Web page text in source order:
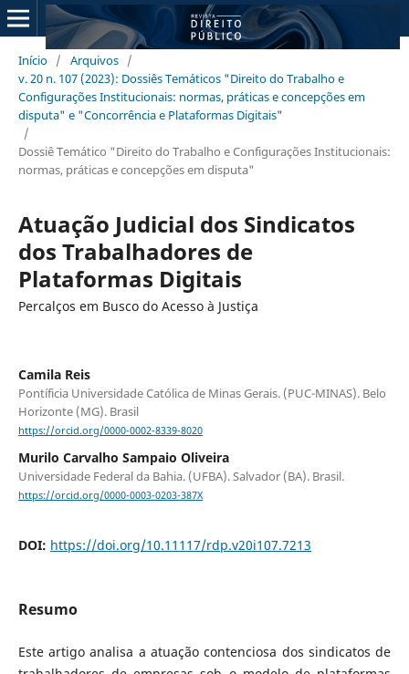
Início / Arquivos /
v. 20 n. 107 (2023): Dossiês Temáticos "Direito do Trabalho e
Configurações Institucionais: normas, práticas e concepções em
disputa" e "Concorrência e Plataformas Digitais"
/
Dossiê Temático "Direito do Trabalho e Configurações Institucionais:
normas, práticas e concepções em disputa"
Atuação Judicial dos Sindicatos
dos Trabalhadores de
Plataformas Digitais
Percalços em Busco do Acesso à Justiça
Camila Reis
Pontíficia Universidade Católica de Minas Gerais. (PUC-MINAS). Belo
Horizonte (MG). Brasil
https://orcid.org/0000-0002-8339-8020
Murilo Carvalho Sampaio Oliveira
Universidade Federal da Bahia. (UFBA). Salvador (BA). Brasil.
https://orcid.org/0000-0003-0203-387X
DOI: https://doi.org/10.11117/rdp.v20i107.7213
Resumo
Este artigo analisa a atuação contenciosa dos sindicatos de